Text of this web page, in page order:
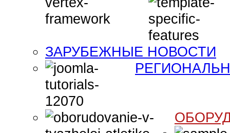
ЗАРУБЕЖНЫЕ НОВОСТИ